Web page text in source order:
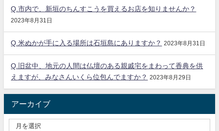
Q.市内で、新垣のちんすこうを買えるお店を知りませんか？
2023年8月31日
Q.米ぬかが手に入る場所は石垣島にありますか？ 2023年8月31日
Q.旧盆中、地元の人間は仏壇のある親戚宅をまわって香典を供
えますが、みなさんいくら位包んでますか？
2023年8月29日
アーカイブ